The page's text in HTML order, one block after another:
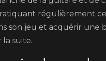
régulièrement
son jeu et acquérir
la suite.